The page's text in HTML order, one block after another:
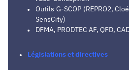
Outils G-SCOP (REPRO2,
SensCity)
DFMA, PRODTEC AF, QFD,
Législations et directives